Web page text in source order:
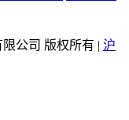
公司 版权所有 | 沪